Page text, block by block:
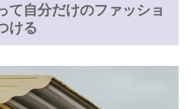
て自分だけのファッショ
ける